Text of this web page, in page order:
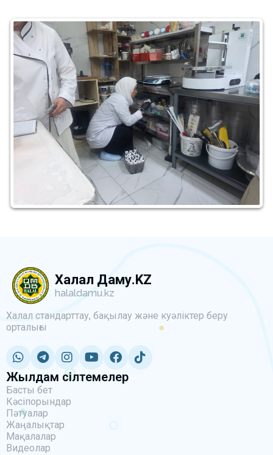
Халал Даму.KZ
halaldamu.kz
Халал стандарттау, бақылау және куәліктер беру
орталығы
Жылдам сілтемелер
Басты бет
Кәсіпорындар
Пәтуалар
Жаңалықтар
Мақалалар
Видеолар